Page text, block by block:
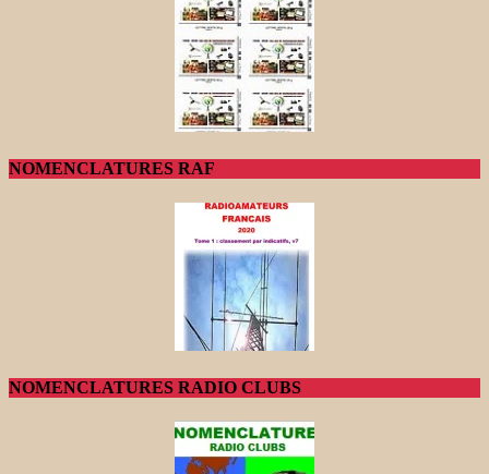
NOMENCLATURES RAF
NOMENCLATURES RADIO CLUBS